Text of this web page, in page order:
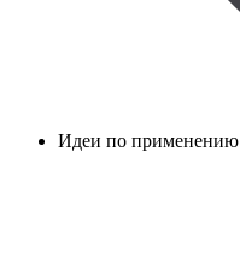
Идеи по применению